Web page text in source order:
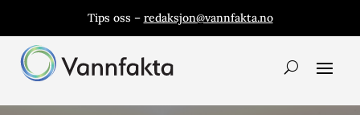
Tips oss – redaksjon@vannfakta.no